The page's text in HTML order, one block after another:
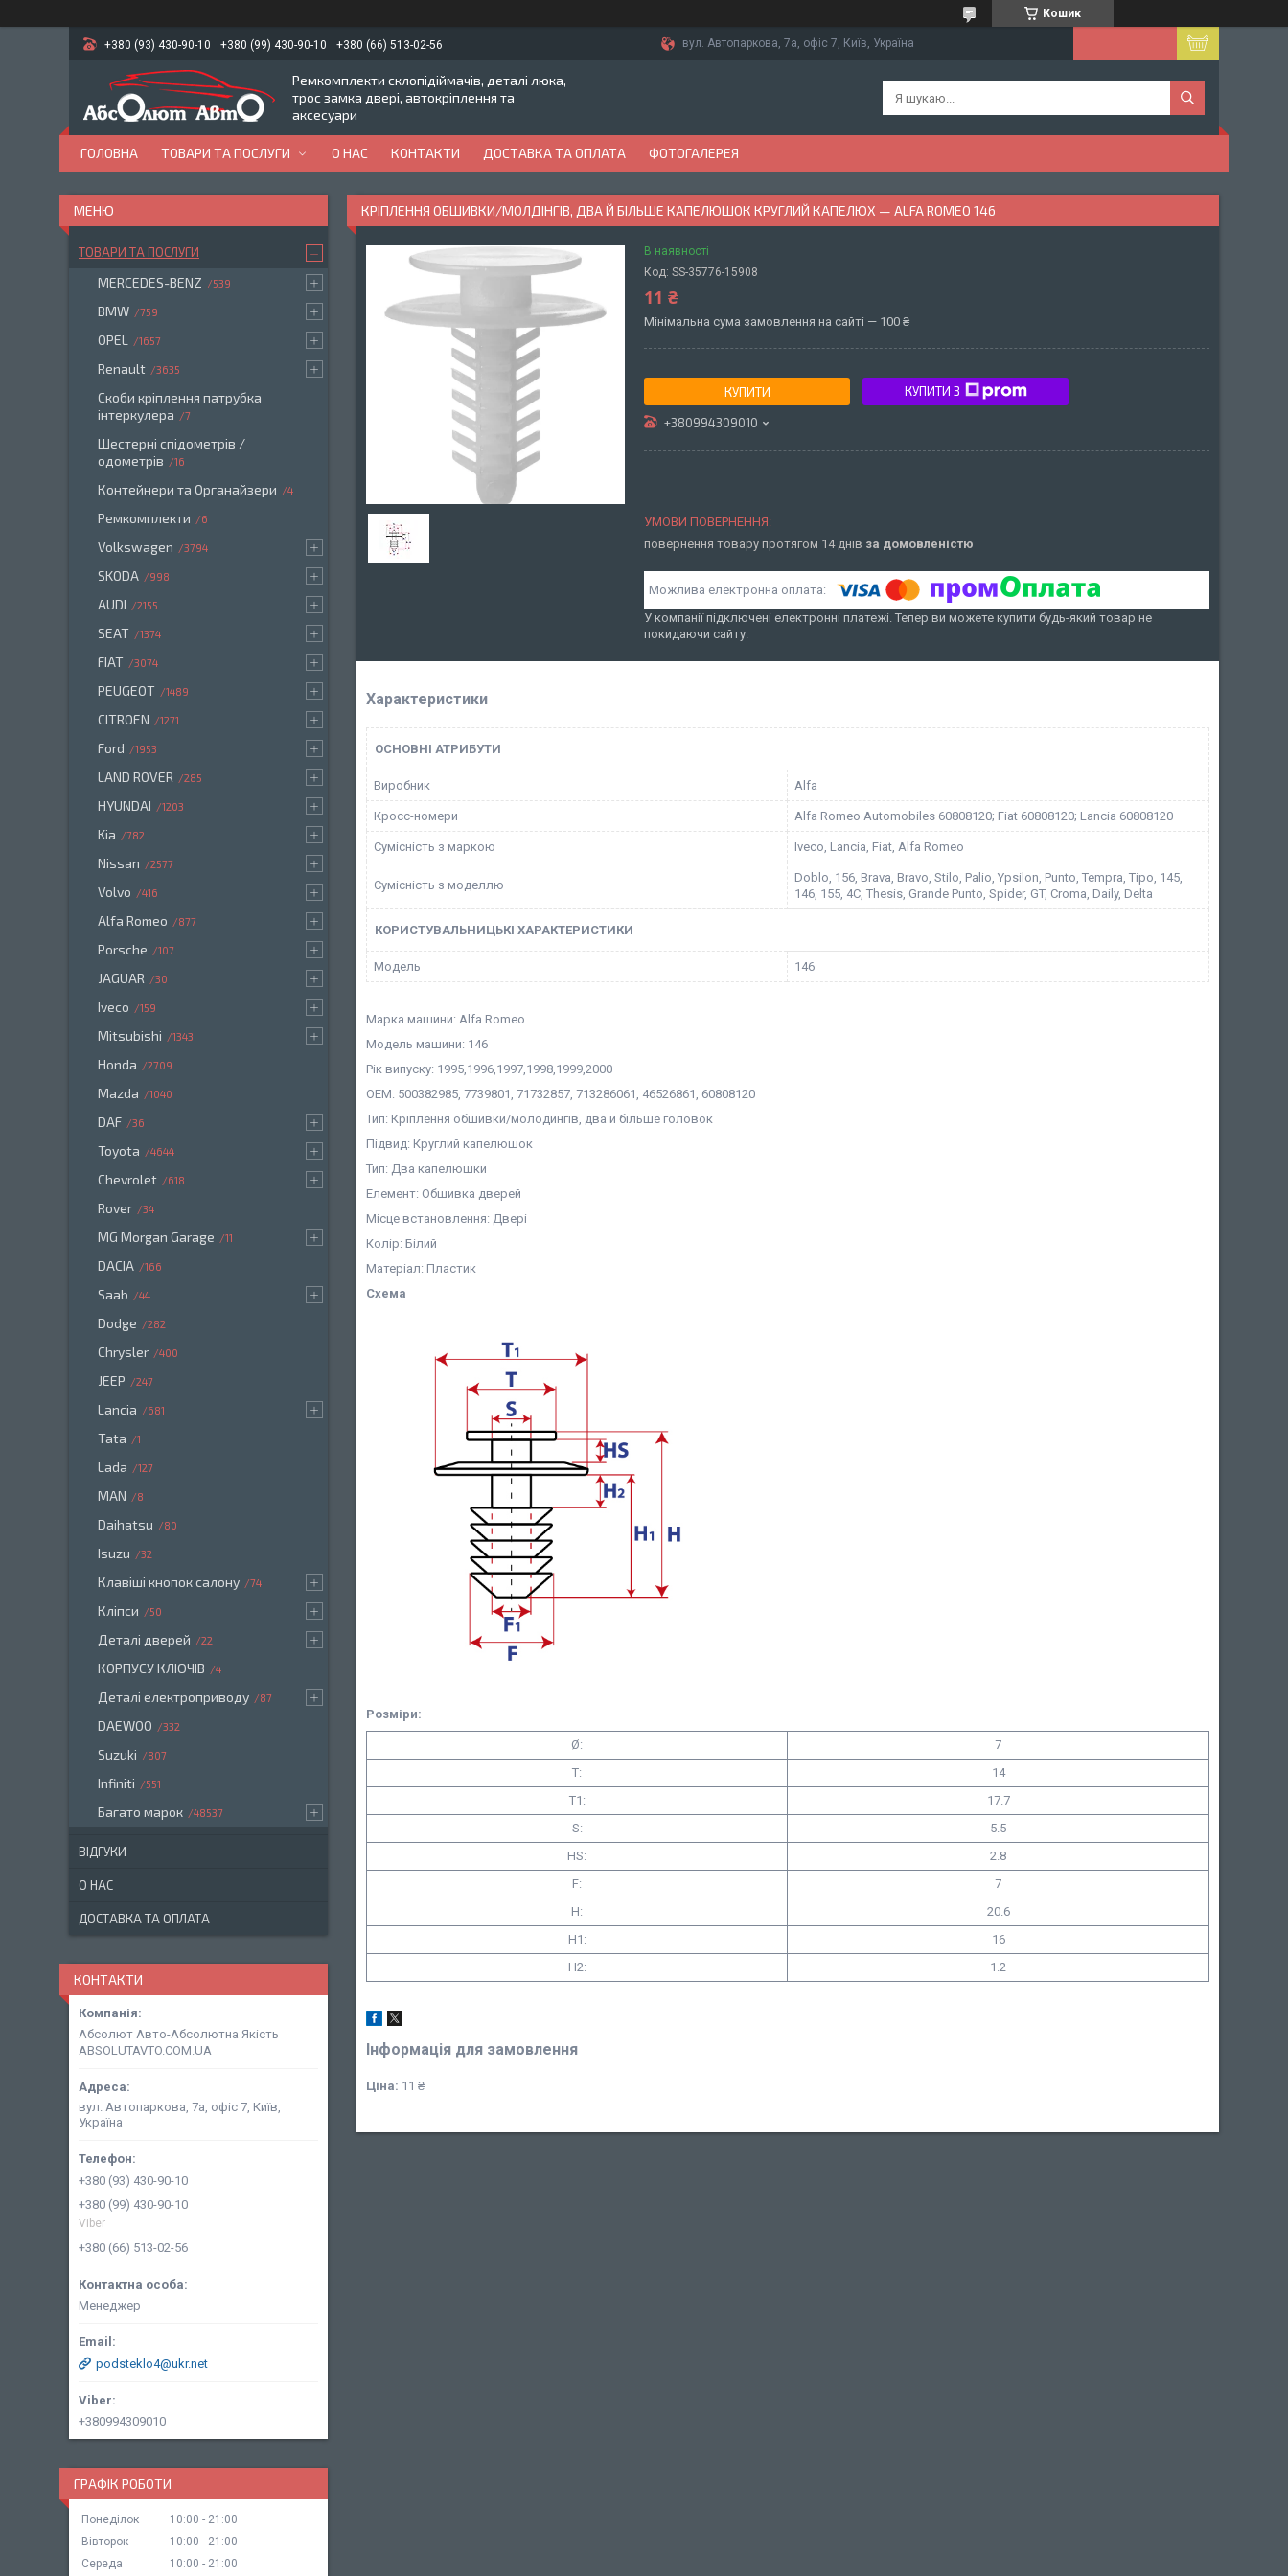
Кошик
+380 (93) 430-90-10 +380 (99) 430-90-10 +380 (66) 513-02-56 вул. Автопаркова, 7а, офіс 7, Київ, Україна
Ремкомплекти склопідіймачів, деталі люка,
трос замка двері, автокріплення та
аксесуари
ГОЛОВНА ТОВАРИ ТА ПОСЛУГИ О НАС КОНТАКТИ ДОСТАВКА ТА ОПЛАТА ФОТОГАЛЕРЕЯ
КРІПЛЕННЯ ОБШИВКИ/МОЛДІНГІВ, ДВА Й БІЛЬШЕ КАПЕЛЮШОК КРУГЛИЙ КАПЕЛЮХ — ALFA ROMEO 146
В наявності
Код: SS-35776-15908
11 ₴
Мінімальна сума замовлення на сайті — 100 ₴
КУПИТИ КУПИТИ З
+380994309010
повернення товару протягом 14 днів за домовленістю
У компанії підключені електронні платежі. Тепер ви можете купити будь-який товар не
покидаючи сайту.
Характеристики
ОСНОВНІ АТРИБУТИ
Виробник Alfa
Кросс-номери Alfa Romeo Automobiles 60808120; Fiat 60808120; Lancia 60808120
Сумісність з маркою Iveco, Lancia, Fiat, Alfa Romeo
Сумісність з моделлю
Doblo, 156, Brava, Bravo, Stilo, Palio, Ypsilon, Punto, Tempra, Tipo, 145,
146, 155, 4C, Thesis, Grande Punto, Spider, GT, Croma, Daily, Delta
КОРИСТУВАЛЬНИЦЬКІ ХАРАКТЕРИСТИКИ
Мoдель 146
Марка машини: Alfa Romeo
Модель машини: 146
Рік випуску: 1995,1996,1997,1998,1999,2000
OEM: 500382985, 7739801, 71732857, 713286061, 46526861, 60808120
Тип: Кріплення обшивки/молодингів, два й більше головок
Підвид: Круглий капелюшок
Тип: Два капелюшки
Елемент: Обшивка дверей
Місце встановлення: Двері
Колір: Білий
Матеріал: Пластик
Схема
Розміри:
Ø:
7
T:
14
T1:
17.7
S:
5.5
HS:
2.8
F:
7
H:
20.6
H1:
16
H2:
1.2
Інформація для замовлення
Ціна: 11 ₴
ТОВАРИ ТА ПОСЛУГИ
MERCEDES-BENZ 539
BMW 759
OPEL 1657
Renault 3635
Скоби кріплення патрубка
інтеркулера
7
Шестерні спідометрів /
одометрів
16
Контейнери та Органайзери 4
Ремкомплекти 6
Volkswagen 3794
SKODA 998
AUDI 2155
SEAT 1374
FIAT 3074
PEUGEOT 1489
CITROEN 1271
Ford 1953
LAND ROVER 285
HYUNDAI 1203
Kia 782
Nissan 2577
Volvo 416
Alfa Romeo 877
Porsche 107
JAGUAR 30
Iveco 159
Mitsubishi 1343
Honda 2709
Mazda 1040
DAF 36
Toyota 4644
Chevrolet 618
Rover 34
MG Morgan Garage 11
DACIA 166
Saab 44
Dodge 282
Chrysler 400
JEEP 247
Lancia 681
Tata 1
Lada 127
MAN 8
Daihatsu 80
Isuzu 32
Клавіші кнопок салону 74
Кліпси 50
Деталі дверей 22
КОРПУСУ КЛЮЧІВ 4
Деталі електроприводу 87
DAEWOO 332
Suzuki 807
Infiniti 551
Багато марок 48537
ВІДГУКИ
О НАС
ДОСТАВКА ТА ОПЛАТА
КОНТАКТИ
Абсолют Авто-Абсолютна Якість
ABSOLUTAVTO.COM.UA
вул. Автопаркова, 7а, офіс 7, Київ,
Україна
+380 (93) 430-90-10
+380 (99) 430-90-10
Viber
+380 (66) 513-02-56
Менеджер
podsteklo4@ukr.net
+380994309010
ГРАФІК РОБОТИ
Понеділок 10:00
21:00
Вівторок
10:00
21:00
Середа
10:00 21:00